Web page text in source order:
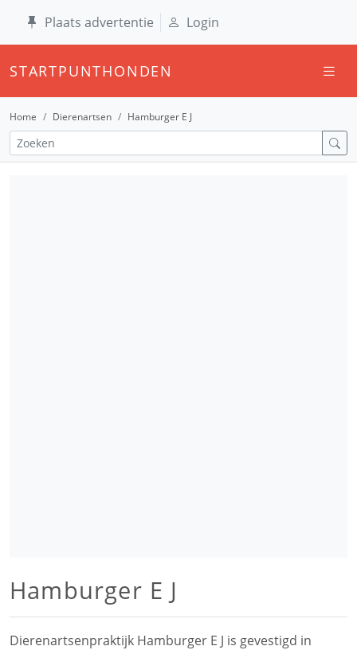
Plaats advertentie Login
STARTPUNTHONDEN
Home Dierenartsen Hamburger E J
Hamburger E J
Dierenartsenpraktijk Hamburger E J is gevestigd in